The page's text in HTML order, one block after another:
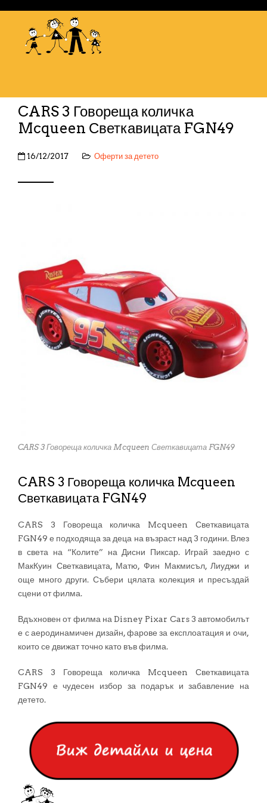
CARS 3 Говореща количка
Mcqueen Светкавицата FGN49
16/12/2017 Оферти за детето
CARS 3 Говореща количка Mcqueen Светкавицата FGN49
CARS 3 Говореща количка Mcqueen
Светкавицата FGN49
CARS 3 Говореща количка Mcqueen Светкавицата
FGN49 е подходяща за деца на възраст над 3 години. Влез
в света на “Колите” на Дисни Пиксар. Играй заедно с
МакКуин Светкавицата, Матю, Фин Макмисъл, Лиуджи и
още много други. Събери цялата колекция и пресъздай
сцени от филма.
Вдъхновен от филма на Disney Pixar Cars 3 автомобилът
е с аеродинамичен дизайн, фарове за експлоатация и очи,
които се движат точно като във филма.
CARS 3 Говореща количка Mcqueen Светкавицата
FGN49 е чудесен избор за подарък и забавление на
детето.